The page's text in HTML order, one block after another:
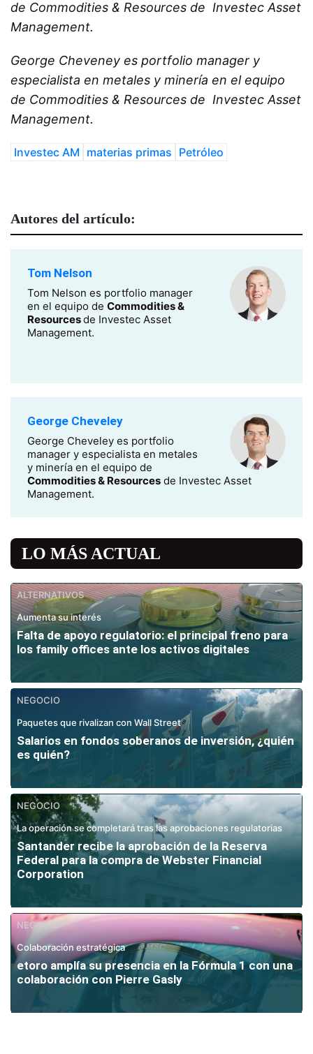
de Commodities & Resources de Investec Asset
Management.
George Cheveney es portfolio manager y
especialista en metales y minería en el equipo
de Commodities & Resources de Investec Asset
Management.
Investec AM materias primas Petróleo
Autores del artículo:
Tom Nelson
Tom Nelson es portfolio manager
en el equipo de Commodities &
Resourcesde Investec Asset
Management.
George Cheveley
George Cheveley es portfolio
manager y especialista en metales
y minería en el equipo de
Commodities & Resources de Investec Asset
Management.
LO MÁS ACTUAL
ALTERNATIVOS
Aumenta su interés
Falta de apoyo regulatorio: el principal freno para
los family offices ante los activos digitales
NEGOCIO
Paquetes que rivalizan con Wall Street
Salarios en fondos soberanos de inversión, ¿quién
es quién?
NEGOCIO
La operación se completará tras las aprobaciones regulatorias
Santander recibe la aprobación de la Reserva
Federal para la compra de Webster Financial
Corporation
NEGOCIO
Colaboración estratégica
etoro amplía su presencia en la Fórmula 1 con una
colaboración con Pierre Gasly